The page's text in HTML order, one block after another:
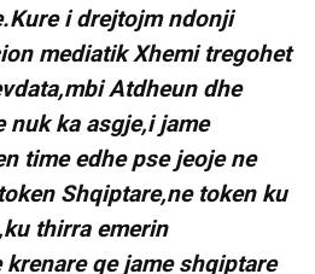
i drejtojm ndonji
mediatik Xhemi tregohet
Atdheun dhe
nuk ka asgje,i jame
time edhe pse jeoje ne
Shqiptare,ne token ku
thirra emerin
qe jame shqiptare